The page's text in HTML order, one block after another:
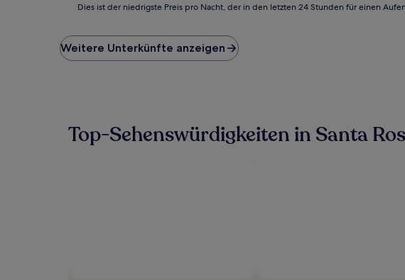
der
niedrigste
Preis
letzten
24 Stunden
Dies ist der niedrigste Preis pro Nacht, der in den letzten 24 Stunden für einen
Weitere Unterkünfte anzeigen
Top-Sehenswürdigkeiten in Santa